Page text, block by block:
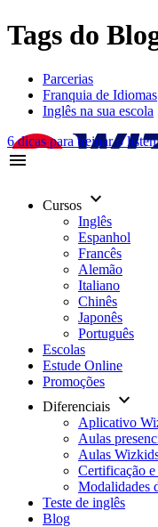
Tags do
Parcerias
Franquia de Idiomas
Inglês na sua escola
6 dicas para treinar o
menu
Cursos keyboard_arrow_down
Inglês
Espanhol
Francês
Alemão
Italiano
Chinês
Japonês
Português
Escolas
Estude Online
Promoções
Diferenciais keyboard_arrow_down
Aplicativo
Aulas
Aulas
Certificação
Modalidades
Teste de inglês
Blog